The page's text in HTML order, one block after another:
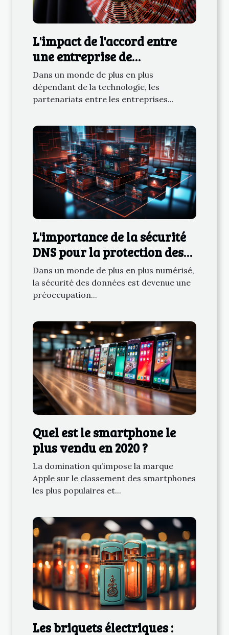
L'impact de l'accord entre
une entreprise de
télécommunications et une
université camerounaise
sur l'éducation
Dans un monde de plus en plus
dépendant de la technologie, les
partenariats entre les entreprises...
L'importance de la sécurité
DNS pour la protection des
données
Dans un monde de plus en plus numérisé,
la sécurité des données est devenue une
préoccupation...
Quel est le smartphone le
plus vendu en 2020 ?
La domination qu’impose la marque
Apple sur le classement des smartphones
les plus populaires et...
Les briquets électriques :